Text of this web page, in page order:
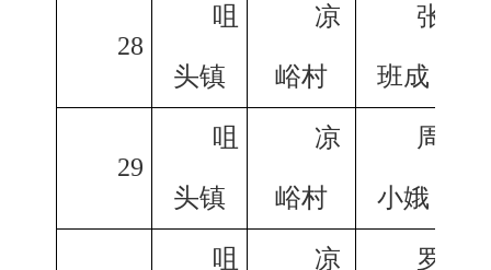
28
咀
头镇
凉
峪村
张
班成
29
咀
头镇
凉
峪村
周
小娥
咀 凉 罗